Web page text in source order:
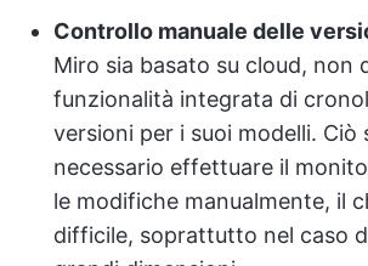
Controllo manuale delle
Miro sia basato su cloud, non
funzionalità integrata di
versioni per i suoi modelli. Ciò
necessario effettuare il
le modifiche manualmente, il
difficile, soprattutto nel caso